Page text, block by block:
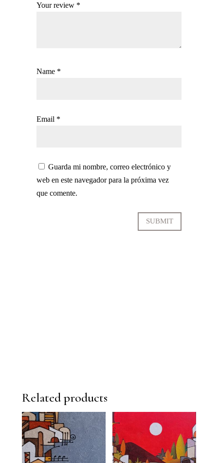
Your review *
Name *
Email *
Guarda mi nombre, correo electrónico y
web en este navegador para la próxima vez
que comente.
Related products